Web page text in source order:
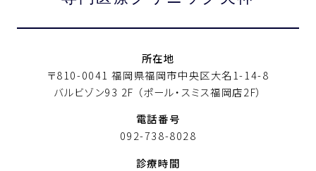
所在地
〒810-0041 福岡県福岡市中央区大名1-14-8
バルビゾン93 2F （ポール・スミス福岡店2F）
電話番号
092-738-8028
診療時間